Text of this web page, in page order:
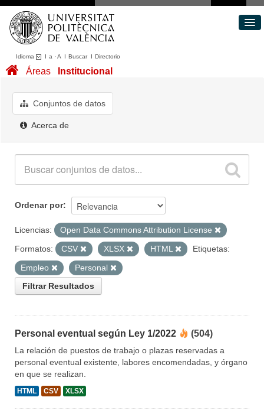
Idioma I a ·A I BuscarI Directorio
Conjuntos de datos
Acerca de
Áreas Institucional
Conjuntos de datos
Acerca de
Ordenar por
Licencias:
Open Data Commons Attribution License
Formatos:
CSV XLSX HTML
Etiquetas:
Empleo
Personal
Filtrar Resultados
Personal eventual según Ley 1/2022 (504)
La relación de puestos de trabajo o plazas reservadas a
personal eventual existente, labores encomendadas, y órgano
en que se realizan.
HTML CSV XLSX